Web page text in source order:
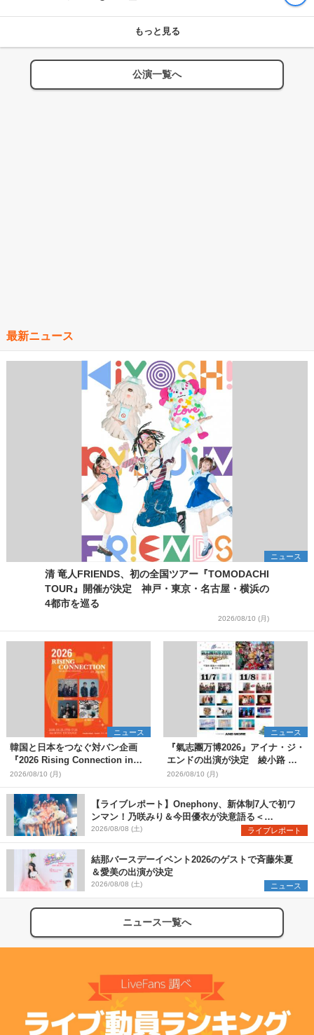
もっと見る
公演一覧へ
最新ニュース
ニュース
清 竜人FRIENDS、初の全国ツアー『TOMODACHI
TOUR』開催が決定 神戸・東京・名古屋・横浜の
4都市を巡る
2026/08/10 (月)
ニュース
韓国と日本をつなぐ対バン企画
『2026 Rising Connection in
Japan』が始動 日本からASH DA
HEROとBACK-ON、韓国から
EHJMとD82が出演
2026/08/10 (月)
ニュース
『氣志團万博2026』アイナ・ジ・
エンドの出演が決定 綾小路 翔
レギュラーラジオでサプライズ発
表
2026/08/10 (月)
【ライブレポート】Onephony、新体制7人で初ワ
ンマン！乃咲みり＆今田優衣が決意語る＜
Onephony新体制1st Oneman Live はじまりの夏
＞
2026/08/08 (土) ライブレポート
結那バースデーイベント2026のゲストで斉藤朱夏
＆愛美の出演が決定
2026/08/08 (土) ニュース
ニュース一覧へ